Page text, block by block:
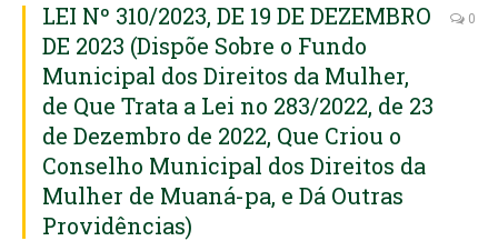
LEI Nº 310/2023, DE 19 DE DEZEMBRO
DE 2023 (Dispõe Sobre o Fundo
Municipal dos Direitos da Mulher,
de Que Trata a Lei no 283/2022, de 23
de Dezembro de 2022, Que Criou o
Conselho Municipal dos Direitos da
Mulher de Muaná-pa, e Dá Outras
Providências)
0